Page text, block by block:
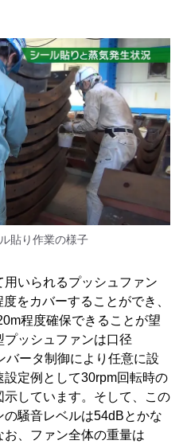
貼り作業の様子
いられるプッシュファン
をカバーすることができ、
程度確保できることが望
プッシュファンは口径
バータ制御により任意に設
定例として30rpm回転時の
しています。そして、この
騒音レベルは54dBとかな
お、ファン全体の重量は